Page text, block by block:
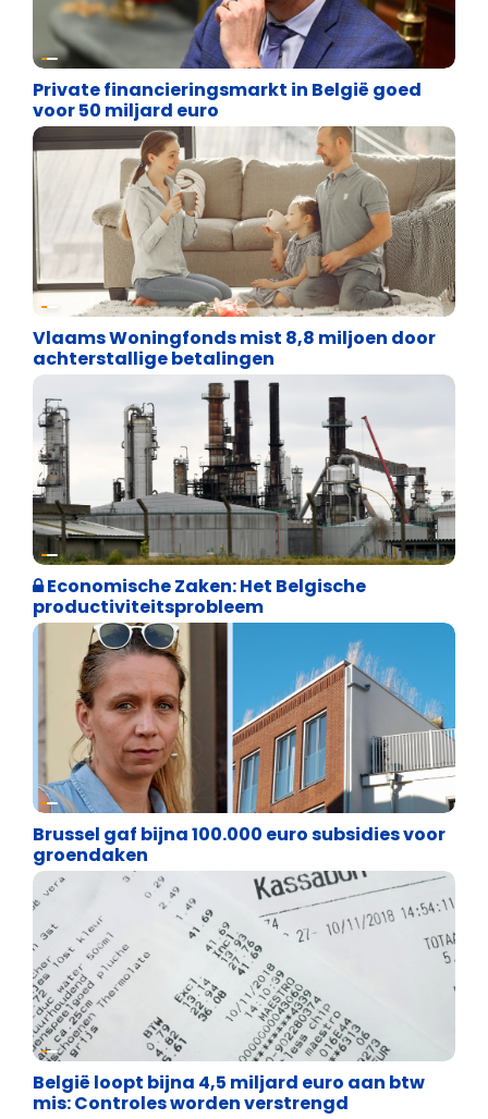
Financiële vrijheid
Private financieringsmarkt in België goed
voor 50 miljard euro
Financiële vrijheid
Vlaams Woningfonds mist 8,8 miljoen door
achterstallige betalingen
Financiële vrijheid
Economische Zaken: Het Belgische
productiviteitsprobleem
Financiële vrijheid
Brussel gaf bijna 100.000 euro subsidies voor
groendaken
Financiële vrijheid
België loopt bijna 4,5 miljard euro aan btw
mis: Controles worden verstrengd